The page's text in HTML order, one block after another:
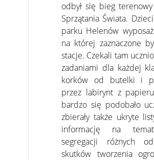
odbył się bieg
Sprzątania Świata.
parku Helenów
na której zaznaczone
stacje. Czekali tam
zadaniami dla każdej
korków od butelki i
przez labirynt z
bardzo się podobało
zbierały także ukryte
informację na
segregacji różnych
skutków tworzenia